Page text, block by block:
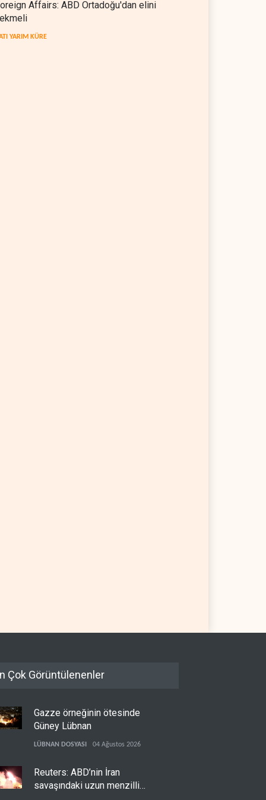
Affairs: ABD Ortadoğu'dan elini
YARIM KÜRE
Çok Görüntülenenler
Gazze örneğinin ötesinde
Güney Lübnan
LÜBNAN DOSYASI 04 Ağustos 2026
Reuters: ABD’nin İran
savaşındaki uzun menzilli